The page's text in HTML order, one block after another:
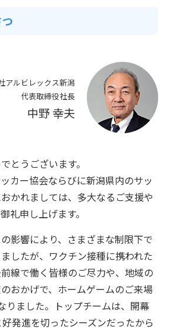
アルビレックス新潟
代表取締役社長
中野 幸夫
とうございます。
カー協会ならびに新潟県内のサッ
かれましては、多大なるご支援や
礼申し上げます。
影響により、さまざまな制限下で
したが、ワクチン接種に携われた
線で働く皆様のご尽力や、地域の
おかげで、ホームゲームのご来場
りました。トップチームは、開幕
発進を切ったシーズンだったから